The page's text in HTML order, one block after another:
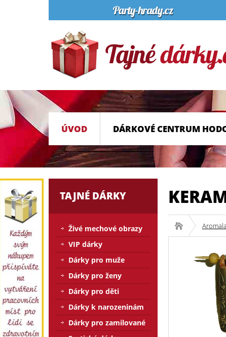
ÚVOD DÁRKOVÉ CENTRUM
TAJNÉ DÁRKY
Živé mechové obrazy
VIP dárky
Dárky pro muže
Dárky pro ženy
Dárky pro děti
Dárky k narozeninám
Dárky pro zamilované